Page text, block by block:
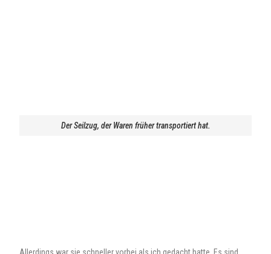
Der Seilzug, der Waren früher transportiert hat.